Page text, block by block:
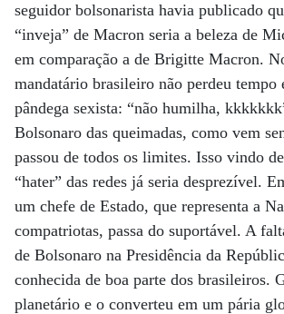
seguidor bolsonarista havia publicado
“inveja” de Macron seria a beleza de
em comparação a de Brigitte Macron.
mandatário brasileiro não perdeu tempo
pândega sexista: “não humilha,
Bolsonaro das queimadas, como vem
passou de todos os limites. Isso vindo
“hater” das redes já seria desprezível.
um chefe de Estado, que representa a
compatriotas, passa do suportável. A
de Bolsonaro na Presidência da
conhecida de boa parte dos brasileiros.
planetário e o converteu em um pária